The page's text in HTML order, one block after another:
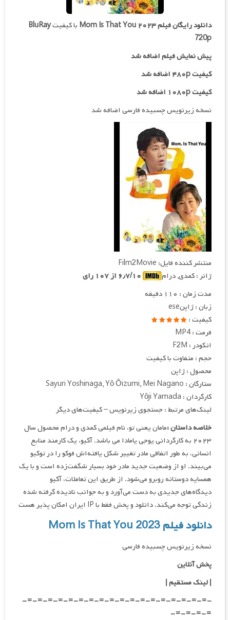
دانلود رایگان فیلمMom Is That You ۲۰۲۳ با کیفیتBluRay
720p
پیش نمایش فیلم اضافه شد
کیفیت ۴۸۰p اضافه شد
کیفیت ۱۰۸۰p اضافه شد
نسخه زیرنویس چسبیده فارسی اضافه شد
منتشر کننده فایل: Film2Movie
ژانر : کمدی, درام
مدت زمان : ۱۱۰ دقیقه
زبان : ژاپنese
کیفیت :
فرمت : MP4
انکودر : F2M
حجم : متفاوت با کیفیت
محصول : ژاپن
ستارگان : Sayuri Yoshinaga, Yô Ôizumi, Mei Nagano
کارگردان : Yôji Yamada
لینک‌های مرتبط : جستجوی زیرنویس – کیفیت‌های دیگر
خلاصه داستان :مامان یعنی تو، نام فیلمی کمدی و درام محصول سال
۲۰۲۳ به کارگردانی یوجی یامادا می باشد. آکیو، یک کارمند منابع
انسانی، به طور اتفاقی مادر تغییر شکل یافته‌اش فوکو را در توکیو
می‌بیند. او از وضعیت جدید مادر خود بسیار شگفت‌زده است و با یک
همسایه دوستانه روبرو می‌شود. از طریق این تعاملات، آکیو
دیدگاه‌های جدیدی به دست می‌آورد و به جوانب نادیده گرفته شده
زندگی توجه می‌کند. دانلود و پخش فقط با IP ایران امکان پذیر هست
دانلود فیلم Mom Is That You 2023
نسخه زیرنویس چسبیده فارسی
پخش آنلاین
| لینک مستقیم|
-=-=-=-=-=-=-=-=-=-=-=-=-=-=-=-=-=-=-
=-=-=-=-